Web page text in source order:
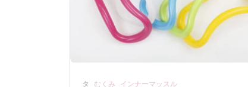
タ
むくみ
インナーマッスル